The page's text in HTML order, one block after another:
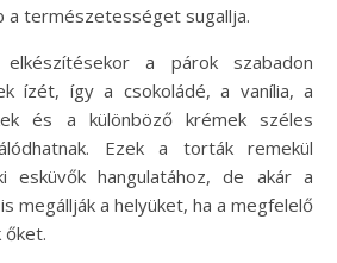
a természetességet sugallja.
a párok szabadon
ízét, így a csokoládé, a vanília, a
és a különböző krémek széles
Ezek a torták remekül
esküvők hangulatához, de akár a
megállják a helyüket, ha a megfelelő